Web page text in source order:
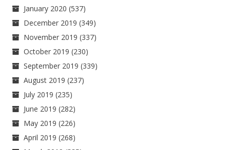
January 2020 (537)
December 2019 (349)
November 2019 (337)
October 2019 (230)
September 2019 (339)
August 2019 (237)
July 2019 (235)
June 2019 (282)
May 2019 (226)
April 2019 (268)